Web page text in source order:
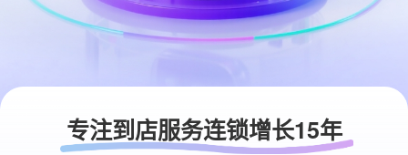
专注到店服务连锁增长15年